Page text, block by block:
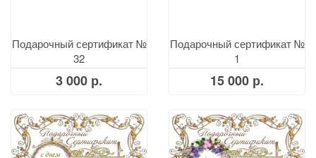
Подарочный сертификат №
32
3 000 р.
Подарочный сертификат №
1
15 000 р.